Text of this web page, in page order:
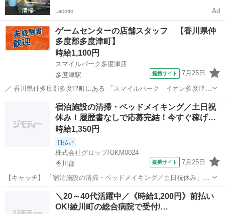
Lacotto Ad
ゲームセンターの店舗スタッフ 【香川県仲
多度郡多度津町】
時給1,100円
スマイルパーク多度津店
多度津駅
提携サイト 7月25日
／ 香川県仲多度郡多度津町にある 「スマイルパーク イオン多度津
店」 ゲームセンターの店舗スタッフ募集！ ＼ ※外国籍の場合、日本
語能力試験（JLPT）N1相当の日本語力が必須です。 (Foreign
nationals ...
仲多度郡 多度津駅 その他
宿泊施設の清掃・ベッドメイキング／土日祝
休み！履歴書なしで応募完結！今すぐ稼げ…
時給1,350円
日払い
株式会社グロップ/OKM0024
香川郡
提携サイト 7月25日
【キャッチ】 「宿泊施設の清掃・ベッドメイキング／土日祝休み」を
お任せ!!日払いで好きな時にお給料GET♪未経験スタッフ活躍中！＼未
経験歓迎／企業内の施設の清掃のお仕事☆早上がりでも日給保証あ
り！土日祝休み／幅広い世代が活躍...
＼20～40代活躍中／《時給1,200円》前払い
OK!綾川町の総合病院で受付/…